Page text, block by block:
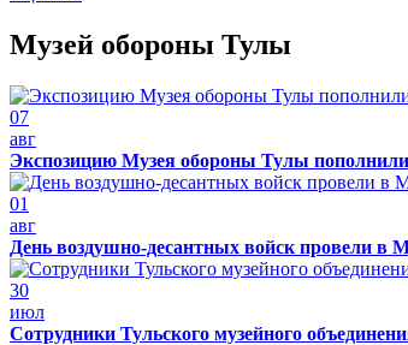
Музей обороны Тулы
07
авг
Экспозицию Музея обороны Тулы
01
авг
День воздушно-десантных войск провели в
30
июл
Сотрудники Тульского музейного